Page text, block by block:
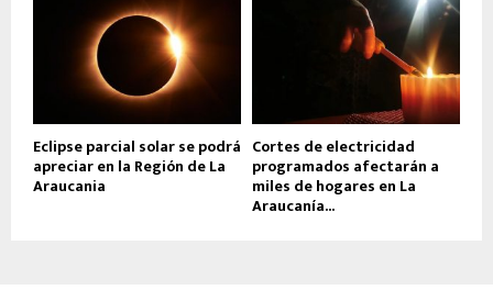
Eclipse parcial solar se podrá
apreciar en la Región de La
Araucania
Cortes de electricidad
programados afectarán a
miles de hogares en La
Araucanía...